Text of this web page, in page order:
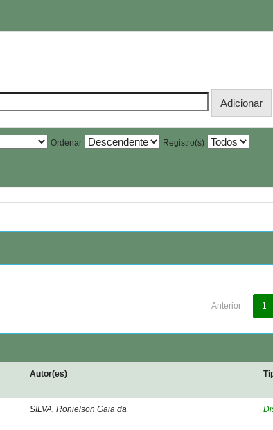
Ordenar Registro(s)
Anterior 1
Autor(es)
SILVA, Ronielson Gaia da